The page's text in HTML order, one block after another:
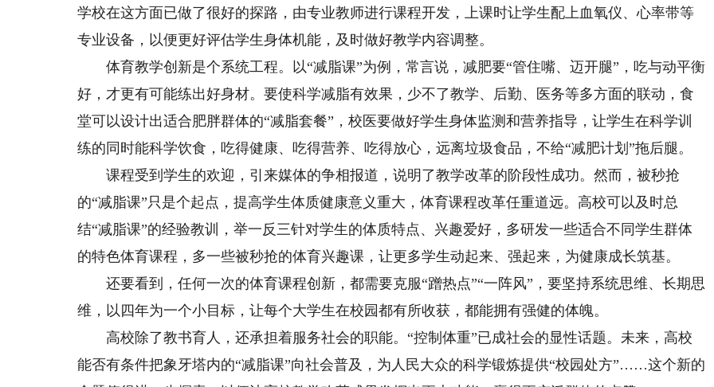
学校在这方面已做了很好的探路，由专业教师进行课程开发，上课时让学生配上血氧仪、心率带等
专业设备，以便更好评估学生身体机能，及时做好教学内容调整。
体育教学创新是个系统工程。以“减脂课”为例，常言说，减肥要“管住嘴、迈开腿”，吃与动平衡
好，才更有可能练出好身材。要使科学减脂有效果，少不了教学、后勤、医务等多方面的联动，食
堂可以设计出适合肥胖群体的“减脂套餐”，校医要做好学生身体监测和营养指导，让学生在科学训
练的同时能科学饮食，吃得健康、吃得营养、吃得放心，远离垃圾食品，不给“减肥计划”拖后腿。
课程受到学生的欢迎，引来媒体的争相报道，说明了教学改革的阶段性成功。然而，被秒抢
的“减脂课”只是个起点，提高学生体质健康意义重大，体育课程改革任重道远。高校可以及时总
结“减脂课”的经验教训，举一反三针对学生的体质特点、兴趣爱好，多研发一些适合不同学生群体
的特色体育课程，多一些被秒抢的体育兴趣课，让更多学生动起来、强起来，为健康成长筑基。
还要看到，任何一次的体育课程创新，都需要克服“蹭热点”“一阵风”，要坚持系统思维、长期思
维，以四年为一个小目标，让每个大学生在校园都有所收获，都能拥有强健的体魄。
高校除了教书育人，还承担着服务社会的职能。“控制体重”已成社会的显性话题。未来，高校
能否有条件把象牙塔内的“减脂课”向社会普及，为人民大众的科学锻炼提供“校园处方”……这个新的